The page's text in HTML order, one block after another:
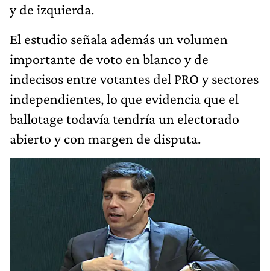
y de izquierda.
El estudio señala además un volumen
importante de voto en blanco y de
indecisos entre votantes del PRO y sectores
independientes, lo que evidencia que el
ballotage todavía tendría un electorado
abierto y con margen de disputa.